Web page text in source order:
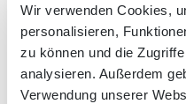
Wir verwenden Cookies,
personalisieren,
zu können und die
analysieren. Außerdem
Verwendung unserer
Biomasse auf
„gemessen“
werden. Es